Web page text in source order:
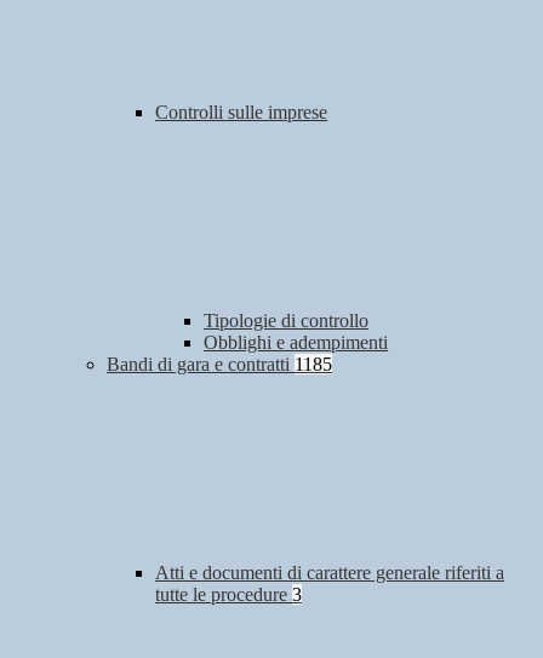
Controlli sulle imprese
Tipologie di controllo
Obblighi e adempimenti
Bandi di gara e contratti 1185
Atti e documenti di carattere generale riferiti a
tutte le procedure 3